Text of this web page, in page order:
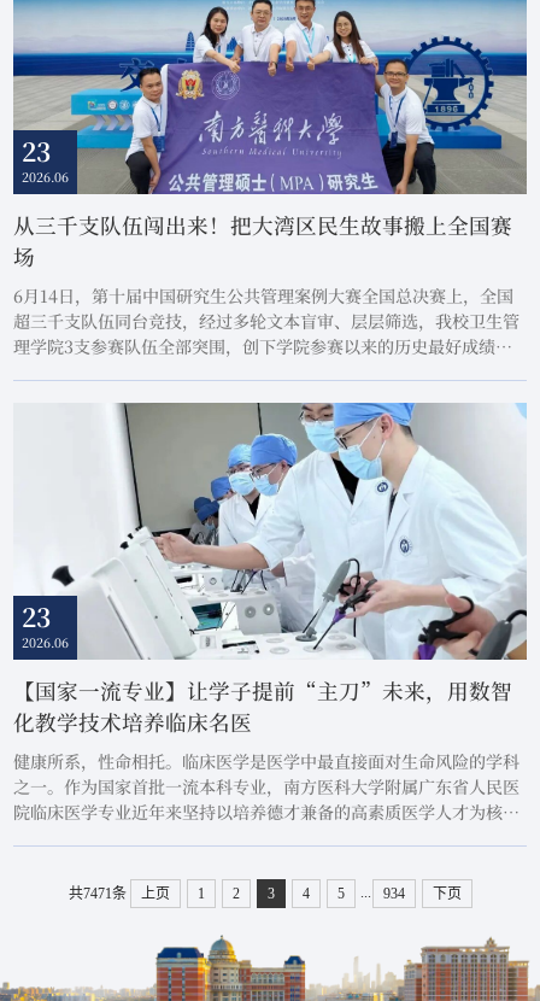
23
2026.06
从三千支队伍闯出来！把大湾区民生故事搬上全国赛
场
6月14日，第十届中国研究生公共管理案例大赛全国总决赛上，全国
超三千支队伍同台竞技，经过多轮文本盲审、层层筛选，我校卫生管
理学院3支参赛队伍全部突围，创下学院参赛以来的历史最好成绩：1
委，全程参与总决赛评审工作。我校本次提交的3份案例全部锚定卫
生健康领域的基层治理痛点，把医科院校的独有...
23
2026.06
【国家一流专业】让学子提前“主刀”未来，用数智
化教学技术培养临床名医
健康所系，性命相托。临床医学是医学中最直接面对生命风险的学科
之一。作为国家首批一流本科专业，南方医科大学附属广东省人民医
院临床医学专业近年来坚持以培养德才兼备的高素质医学人才为核心
中心、以能力为导向”的育人理念，为临床医学专业教育改革提供了
宝贵的经验路径。
共7471条 上页 1 2 3 4 5 934 下页